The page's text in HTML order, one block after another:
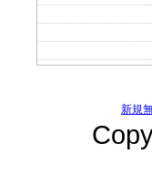
新規